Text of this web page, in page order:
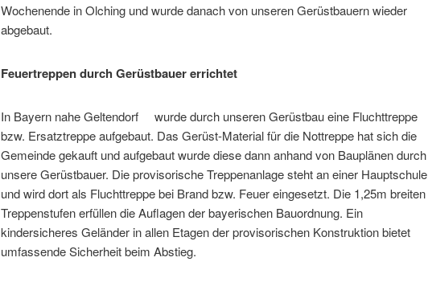
Wochenende in Olching und wurde danach von unseren Gerüstbauern wieder
abgebaut.
Feuertreppen durch Gerüstbauer errichtet
In Bayern nahe Geltendorf wurde durch unseren Gerüstbau eine Fluchttreppe
bzw. Ersatztreppe aufgebaut. Das Gerüst-Material für die Nottreppe hat sich die
Gemeinde gekauft und aufgebaut wurde diese dann anhand von Bauplänen durch
unsere Gerüstbauer. Die provisorische Treppenanlage steht an einer Hauptschule
und wird dort als Fluchttreppe bei Brand bzw. Feuer eingesetzt. Die 1,25m breiten
Treppenstufen erfüllen die Auflagen der bayerischen Bauordnung. Ein
kindersicheres Geländer in allen Etagen der provisorischen Konstruktion bietet
umfassende Sicherheit beim Abstieg.